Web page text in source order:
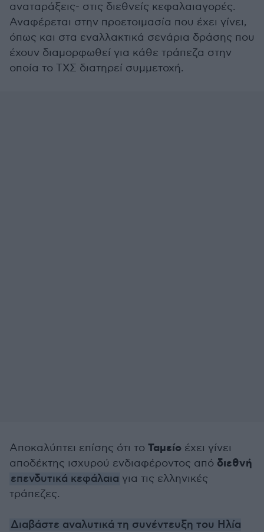
αναταράξεις- στις διεθνείς κεφαλαιαγορές.
Αναφέρεται στην προετοιμασία που έχει γίνει,
όπως και στα εναλλακτικά σενάρια δράσης που
έχουν διαμορφωθεί για κάθε τράπεζα στην
οποία το ΤΧΣ διατηρεί συμμετοχή.
Αποκαλύπτει επίσης ότι το Ταμείο έχει γίνει
αποδέκτης ισχυρού ενδιαφέροντος από διεθνή
επενδυτικά κεφάλαια για τις ελληνικές
τράπεζες.
Διαβάστε αναλυτικά τη συνέντευξη του Ηλία